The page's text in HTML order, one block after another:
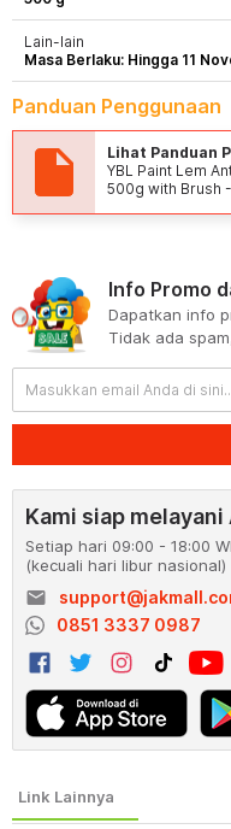
Lain-lain
Masa Berlaku: Hingga 11
Panduan Penggunaan
Lihat Panduan
YBL Paint Lem
500g with Brush
Info Promo
Dapatkan info
Tidak ada
Kami siap melayani
Setiap hari 09:00 - 18:00
(kecuali hari libur nasional)
email
0851 3337 0987